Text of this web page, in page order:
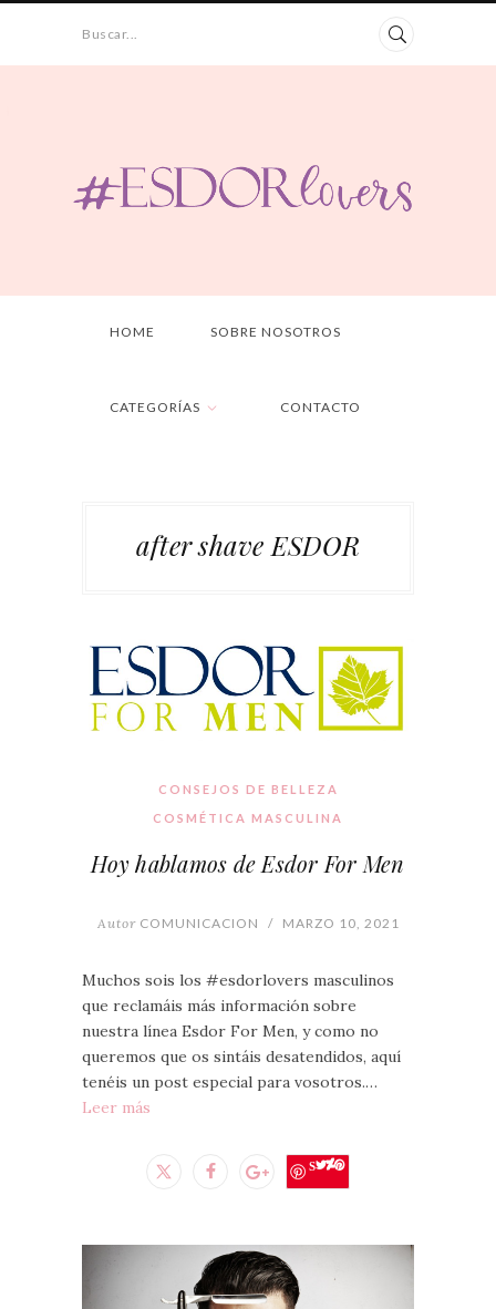
Buscar...
HOME SOBRE NOSOTROS
CATEGORÍAS CONTACTO
after shave ESDOR
CONSEJOS DE BELLEZA
COSMÉTICA MASCULINA
Hoy hablamos de Esdor For Men
AutorCOMUNICACION / MARZO 10, 2021
Muchos sois los #esdorlovers masculinos
que reclamáis más información sobre
nuestra línea Esdor For Men, y como no
queremos que os sintáis desatendidos, aquí
tenéis un post especial para vosotros.…
Leer más
Save